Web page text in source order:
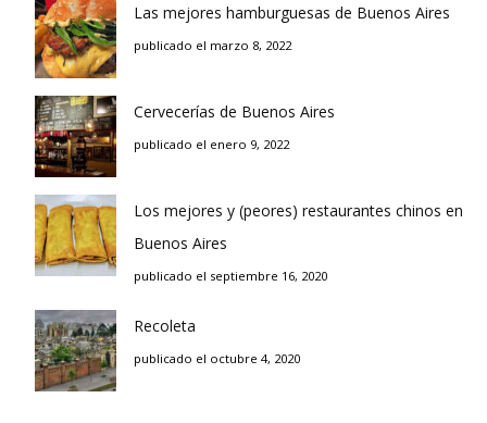
Las mejores hamburguesas de Buenos Aires
publicado el marzo 8, 2022
Cervecerías de Buenos Aires
publicado el enero 9, 2022
Los mejores y (peores) restaurantes chinos en
Buenos Aires
publicado el septiembre 16, 2020
Recoleta
publicado el octubre 4, 2020